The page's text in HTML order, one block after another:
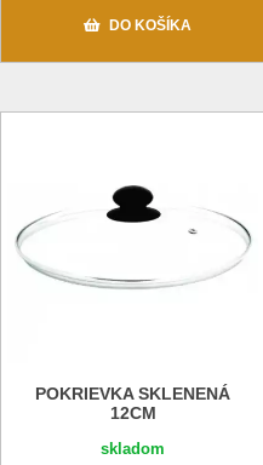
DO KOŠÍKA
POKRIEVKA SKLENENÁ
12CM
skladom